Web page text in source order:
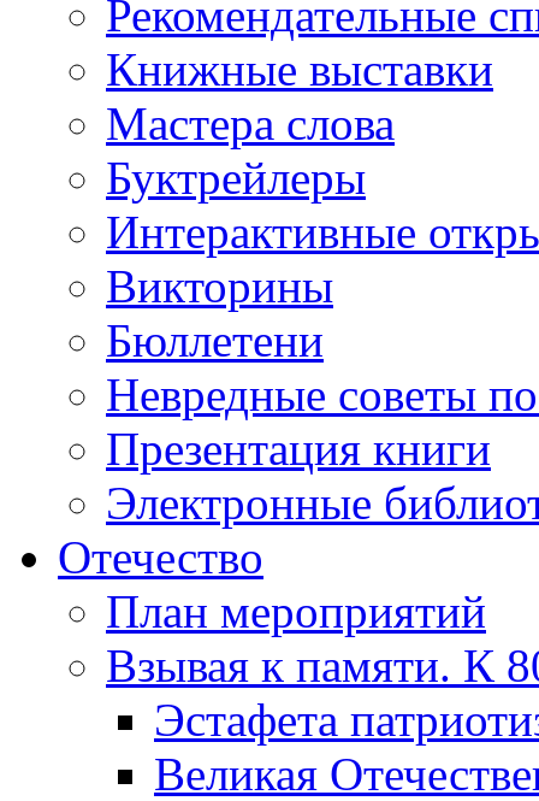
Рекомендательные
Книжные выставки
Мастера слова
Буктрейлеры
Интерактивные
Викторины
Бюллетени
Невредные советы
Презентация книги
Электронные
Отечество
План мероприятий
Взывая к памяти. К
Эcтафета
Великая